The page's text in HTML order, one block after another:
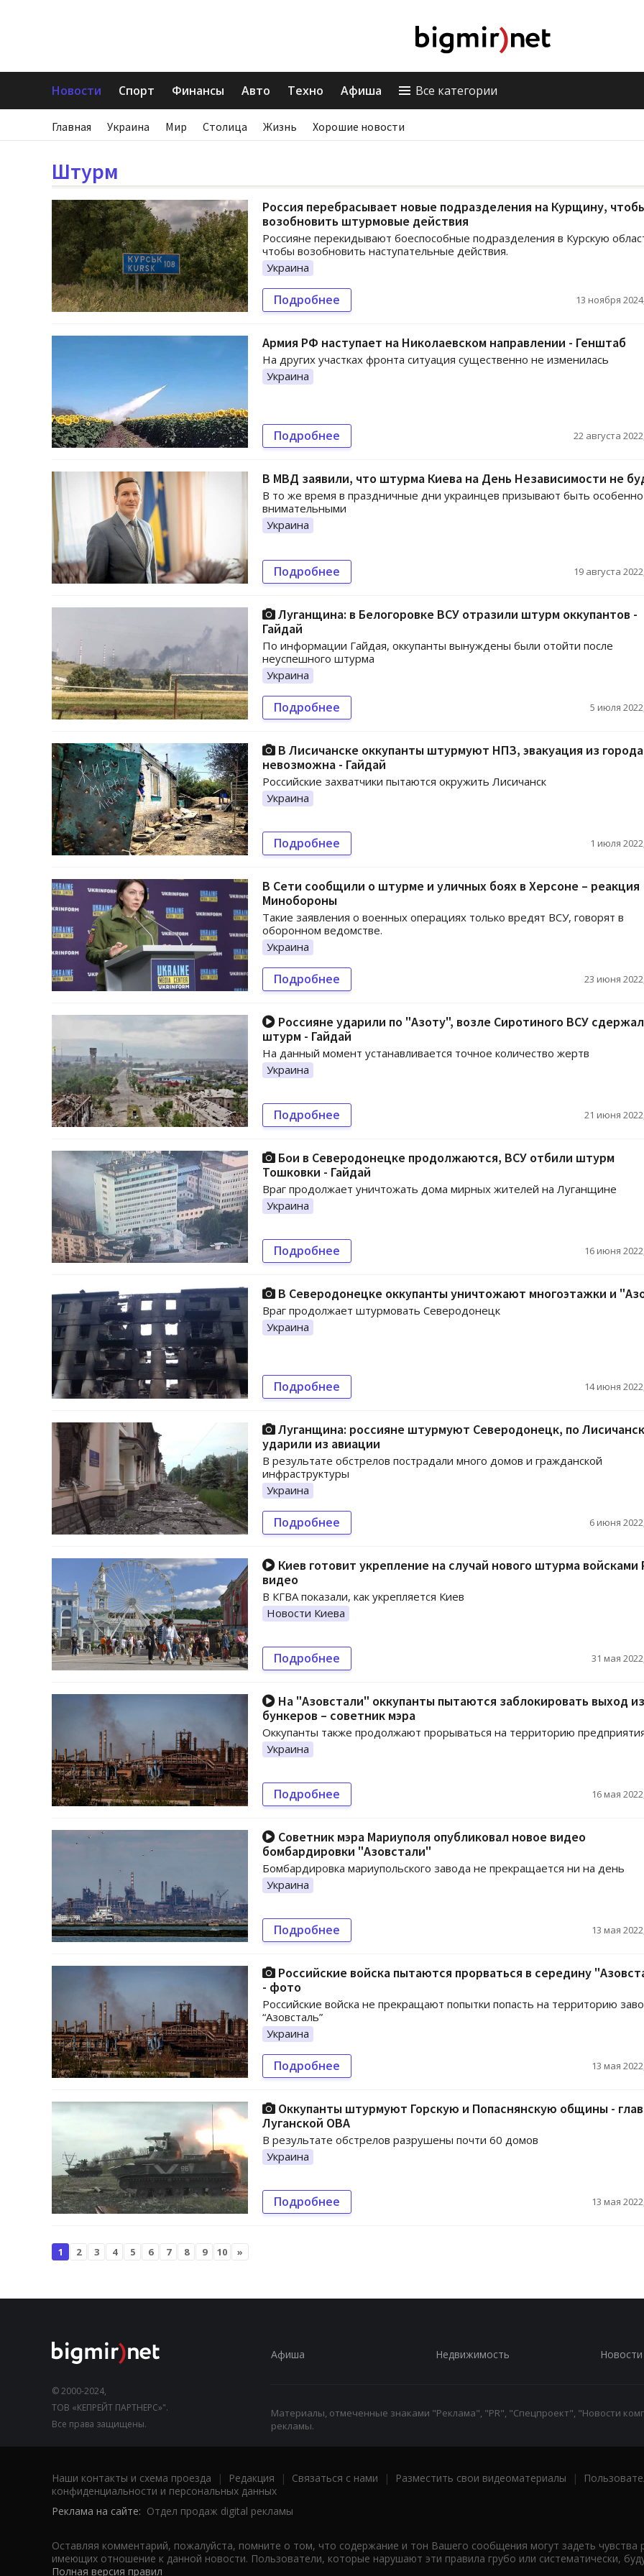
Новости Спорт Финансы Авто Техно Афиша Все категории
Главная Украина Мир Столица Жизнь Хорошие новости
Штурм
Россия перебрасывает новые подразделения на Курщину,
возобновить штурмовые действия
Россияне перекидывают боеспособные подразделения в Курскую
чтобы возобновить наступательные действия.
Украина
Подробнее 13 ноября
Армия РФ наступает на Николаевском направлении - Генштаб
На других участках фронта ситуация существенно не изменилась
Украина
Подробнее 22 августа
В МВД заявили, что штурма Киева на День Независимости не
В то же время в праздничные дни украинцев призывают быть особенно
внимательными
Украина
Подробнее 19 августа
Луганщина: в Белогоровке ВСУ отразили штурм оккупантов -
Гайдай
По информации Гайдая, оккупанты вынуждены были отойти после
неуспешного штурма
Украина
Подробнее 5 июля
В Лисичанске оккупанты штурмуют НПЗ, эвакуация из города
невозможна - Гайдай
Российские захватчики пытаются окружить Лисичанск
Украина
Подробнее 1 июля
В Сети сообщили о штурме и уличных боях в Херсоне – реакция
Минобороны
Такие заявления о военных операциях только вредят ВСУ, говорят в
оборонном ведомстве.
Украина
Подробнее 23 июня
Россияне ударили по "Азоту", возле Сиротиного ВСУ
штурм - Гайдай
На данный момент устанавливается точное количество жертв
Украина
Подробнее 21 июня
Бои в Северодонецке продолжаются, ВСУ отбили штурм
Тошковки - Гайдай
Враг продолжает уничтожать дома мирных жителей на Луганщине
Украина
Подробнее 16 июня
В Северодонецке оккупанты уничтожают многоэтажки и
Враг продолжает штурмовать Северодонецк
Украина
Подробнее 14 июня
Луганщина: россияне штурмуют Северодонецк, по
ударили из авиации
В результате обстрелов пострадали много домов и гражданской
инфраструктуры
Украина
Подробнее 6 июня
Киев готовит укрепление на случай нового штурма войсками
видео
В КГВА показали, как укрепляется Киев
Новости Киева
Подробнее 31 мая
На "Азовстали" оккупанты пытаются заблокировать выход из
бункеров – советник мэра
Оккупанты также продолжают прорываться на территорию
Украина
Подробнее 16 мая
Советник мэра Мариуполя опубликовал новое видео
бомбардировки "Азовстали"
Бомбардировка мариупольского завода не прекращается ни на день
Украина
Подробнее 13 мая
Российские войска пытаются прорваться в середину
- фото
Российские войска не прекращают попытки попасть на территорию
“Азовсталь”
Украина
Подробнее 13 мая
Оккупанты штурмуют Горскую и Попаснянскую общины -
Луганской ОВА
В результате обстрелов разрушены почти 60 домов
Украина
Подробнее 13 мая
1 2 3 4 5 6 7 8 9 10 »
© 2000-2024,
ТОВ «КЕПРЕЙТ ПАРТНЕРС»".
Все права защищены.
Афиша Недвижимость Новости
Материалы, отмеченные знаками "Реклама", "PR", "Спецпроект", "Новости
рекламы.
Наши контакты и схема проезда | Редакция | Связаться с нами | Разместить свои видеоматериалы |
конфиденциальности и персональных данных
Реклама на сайте: Отдел продаж digital рекламы
Оставляя комментарий, пожалуйста, помните о том, что содержание и тон Вашего сообщения могут задеть чувства
имеющих отношение к данной новости. Пользователи, которые нарушают эти правила грубо или систематически,
Полная версия правил